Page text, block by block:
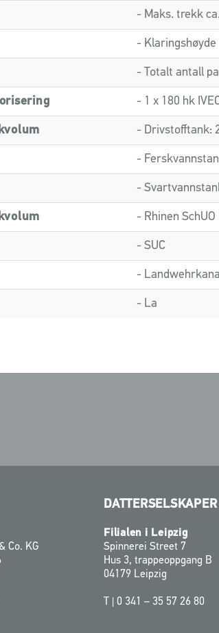
- Maks. trekk
-
- Totalt antall
- 1 x 180 hk
- Drivstofftank:
-
-
- Rhinen SchUO
- SUC
-
- La
Co. KG
DATTERSELSKAPER
Filialen i Leipzig
Spinnerei Street 7
Hus 3, trappeoppgang B
04179 Leipzig
0 341 – 35 57 26 80